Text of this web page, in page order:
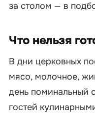
за столом — в
Что нельзя
В дни церковных
мясо, молочное,
день поминальный
гостей